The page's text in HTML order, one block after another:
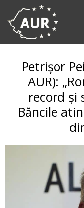
Petrișor
AUR):
record și
Băncile